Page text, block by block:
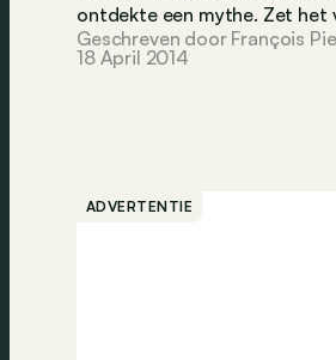
ontdekte een mythe. Zet het
Geschreven door François
18 April 2014
ADVERTENTIE